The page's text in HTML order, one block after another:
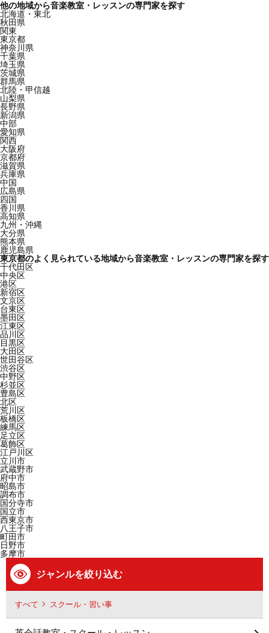
他の地域から音楽教室・レッスンの専門家を探す
北海道・東北
秋田県
関東
東京都
神奈川県
千葉県
埼玉県
茨城県
群馬県
北陸・甲信越
山梨県
長野県
新潟県
中部
愛知県
関西
大阪府
京都府
滋賀県
兵庫県
中国
広島県
四国
香川県
高知県
九州・沖縄
大分県
熊本県
鹿児島県
東京都のよく見られている地域から音楽教室・レッスンの専門家を探す
千代田区
中央区
港区
新宿区
文京区
台東区
墨田区
江東区
品川区
目黒区
大田区
世田谷区
渋谷区
中野区
杉並区
豊島区
北区
荒川区
板橋区
練馬区
足立区
葛飾区
江戸川区
立川市
武蔵野市
府中市
昭島市
調布市
国分寺市
国立市
西東京市
八王子市
町田市
日野市
多摩市
ジャンルを絞り込む
すべて スクール・習い事